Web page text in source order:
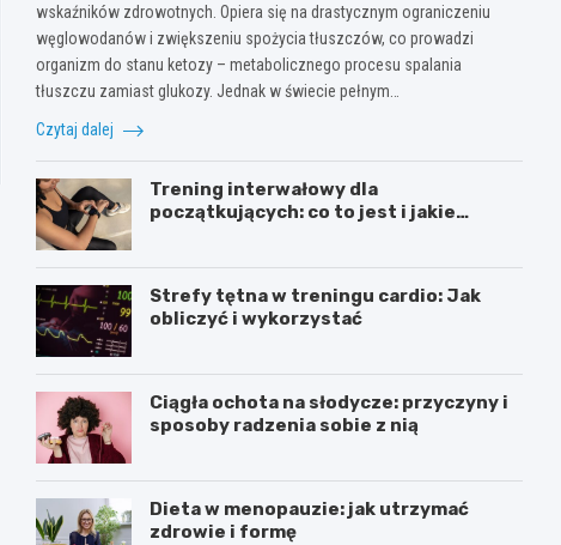
wskaźników zdrowotnych. Opiera się na drastycznym ograniczeniu
węglowodanów i zwiększeniu spożycia tłuszczów, co prowadzi
organizm do stanu ketozy – metabolicznego procesu spalania
tłuszczu zamiast glukozy. Jednak w świecie pełnym…
Czytaj dalej
Trening interwałowy dla
początkujących: co to jest i jakie
Strefy tętna w treningu cardio: Jak
obliczyć i wykorzystać
Ciągła ochota na słodycze: przyczyny i
sposoby radzenia sobie z nią
Dieta w menopauzie: jak utrzymać
zdrowie i formę